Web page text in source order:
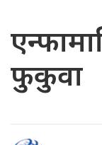
फुकुवा